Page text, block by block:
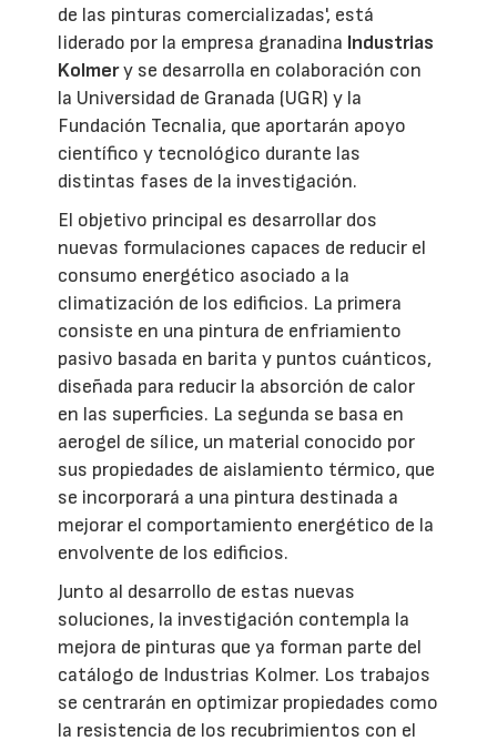
de las pinturas comercializadas', está
liderado por la empresa granadina Industrias
Kolmery se desarrolla en colaboración con
la Universidad de Granada (UGR) y la
Fundación Tecnalia, que aportarán apoyo
científico y tecnológico durante las
distintas fases de la investigación.
El objetivo principal es desarrollar dos
nuevas formulaciones capaces de reducir el
consumo energético asociado a la
climatización de los edificios. La primera
consiste en una pintura de enfriamiento
pasivo basada en barita y puntos cuánticos,
diseñada para reducir la absorción de calor
en las superficies. La segunda se basa en
aerogel de sílice, un material conocido por
sus propiedades de aislamiento térmico, que
se incorporará a una pintura destinada a
mejorar el comportamiento energético de la
envolvente de los edificios.
Junto al desarrollo de estas nuevas
soluciones, la investigación contempla la
mejora de pinturas que ya forman parte del
catálogo de Industrias Kolmer. Los trabajos
se centrarán en optimizar propiedades como
la resistencia de los recubrimientos con el